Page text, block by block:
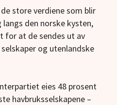
store verdiene som blir
den norske kysten,
for at de sendes ut av
og utenlandske
eies 48 prosent
havbruksselskapene –